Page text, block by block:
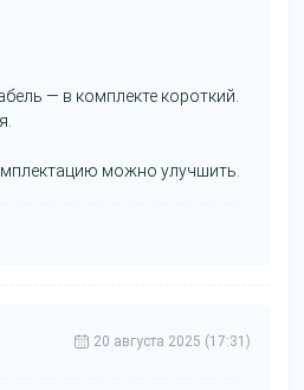
— в комплекте короткий.
можно улучшить.
20 августа 2025 (17:31)